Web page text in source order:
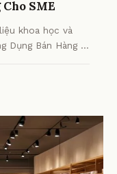
SME
khoa học và
Dụng Bán Hàng Di